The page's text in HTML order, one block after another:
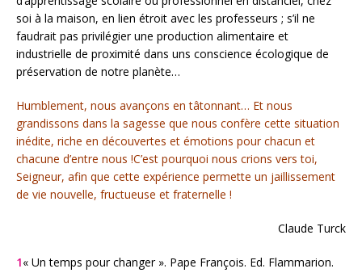
soi à la maison, en lien étroit avec les professeurs ; s’il ne
faudrait pas privilégier une production alimentaire et
industrielle de proximité dans uns conscience écologique de
préservation de notre planète…
Humblement, nous avançons en tâtonnant… Et nous
grandissons dans la sagesse que nous confère cette situation
inédite, riche en découvertes et émotions pour chacun et
chacune d’entre nous !C’est pourquoi nous crions vers toi,
Seigneur, afin que cette expérience permette un jaillissement
de vie nouvelle, fructueuse et fraternelle !
Claude Turck
1« Un temps pour changer ». Pape François. Ed. Flammarion.